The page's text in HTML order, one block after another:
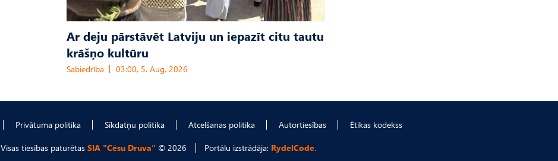
Ar deju pārstāvēt Latviju un iepazīt citu tautu
krāšņo kultūru
Sabiedrība 03:00, 5. Aug, 2026
Privātuma politika Sīkdatņu politika Atcelšanas politika Autortiesības Ētikas kodekss
Visas tiesības paturētas SIA "Cēsu Druva" © 2026 Portālu izstrādāja: RydelCode.